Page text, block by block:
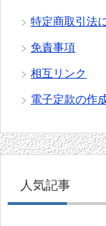
特定商取引法
免責事項
相互リンク
電子定款の作
人気記事